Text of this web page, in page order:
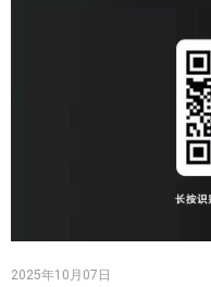
2025年10月07日